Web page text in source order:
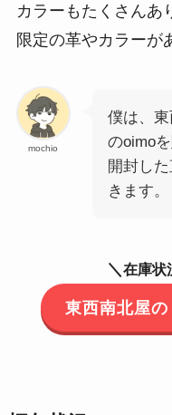
カラーもたくさんあ
限定の革やカラーが
mochio
僕は、
のoimo
開封し
きます。
＼在庫状
東西南北屋の